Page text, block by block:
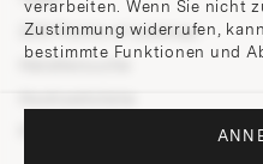
verarbeiten. Wenn Sie nicht
Zustimmung widerrufen,
bestimmte Funktionen und
200 Points of Lobmeyr